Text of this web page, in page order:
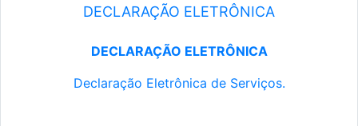
DECLARAÇÃO ELETRÔNICA
DECLARAÇÃO ELETRÔNICA
Declaração Eletrônica de Serviços.